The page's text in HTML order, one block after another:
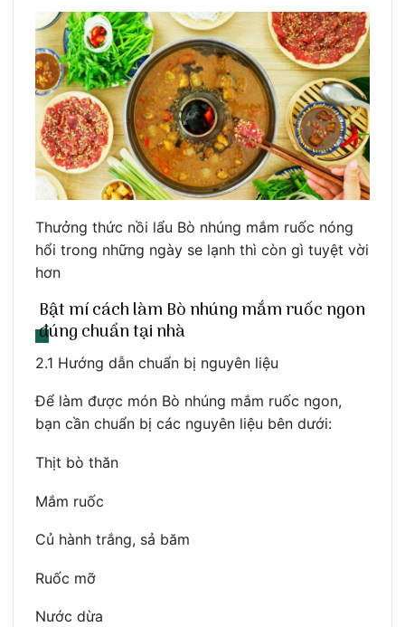
Thưởng thức nồi lẩu Bò nhúng mắm ruốc nóng
hổi trong những ngày se lạnh thì còn gì tuyệt vời
hơn
Bật mí cách làm Bò nhúng mắm ruốc ngon
đúng chuẩn tại nhà
2.1 Hướng dẫn chuẩn bị nguyên liệu
Để làm được món Bò nhúng mắm ruốc ngon,
bạn cần chuẩn bị các nguyên liệu bên dưới:
Thịt bò thăn
Mắm ruốc
Củ hành trắng, sả băm
Ruốc mỡ
Nước dừa